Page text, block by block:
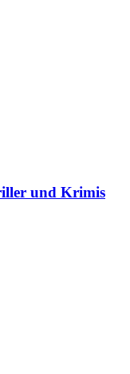
und Krimis